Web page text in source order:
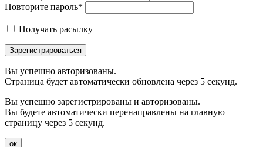
Повторите пароль*
Получать расылку
Зарегистрироваться
Вы успешно авторизованы.
Страница будет автоматически обновлена через 5 секунд.
Вы успешно зарегистрированы и авторизованы.
Вы будете автоматически перенаправлены на главную
страницу через 5 секунд.
ок